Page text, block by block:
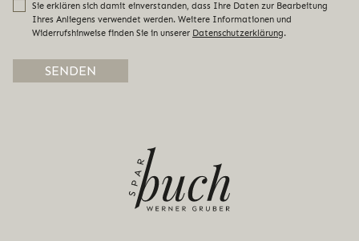
Sie erklären sich damit einverstanden, dass Ihre Daten zur Bearbeitung
Ihres Anliegens verwendet werden. Weitere Informationen und
Widerrufshinweise finden Sie in unserer Datenschutzerklärung.